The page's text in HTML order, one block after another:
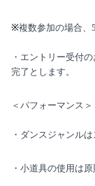
※複数参加の場合、
・エントリー受付
完了とします。
＜パフォーマンス＞
・ダンスジャンル
・小道具の使用は